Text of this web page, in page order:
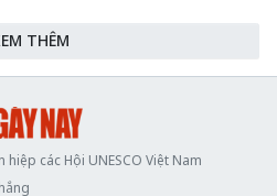
THÊM
hiệp các Hội UNESCO Việt Nam